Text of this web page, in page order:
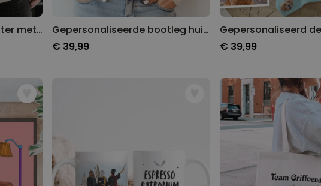
Personaliseerbare sweater met illustratie
Gepersonaliseerde bootleg huisdier trui
€ 39,99
€ 39,99